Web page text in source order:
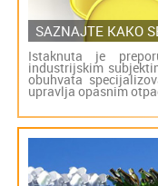
SAZNAJTE KAKO
Istaknuta je
industrijskim
obuhvata
upravlja opasnim